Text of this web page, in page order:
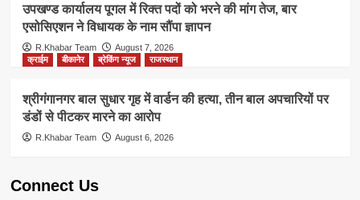
उपखण्ड कार्यालय पूगल में रिक्त पदों को भरने की मांग तेज, बार
एसोसिएशन ने विधायक के नाम सौंपा ज्ञापन
R.Khabar Team
August 7, 2026
क्राईम
बीकानेर ब्रेकिंग न्यूज राजस्थान
श्रीगंगानगर बाल सुधार गृह में वार्डन की हत्या, तीन बाल अपचारियों पर
डंडों से पीटकर मारने का आरोप
R.Khabar Team August 6, 2026
Connect Us